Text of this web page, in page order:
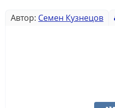
Автор: Семен Кузнецов